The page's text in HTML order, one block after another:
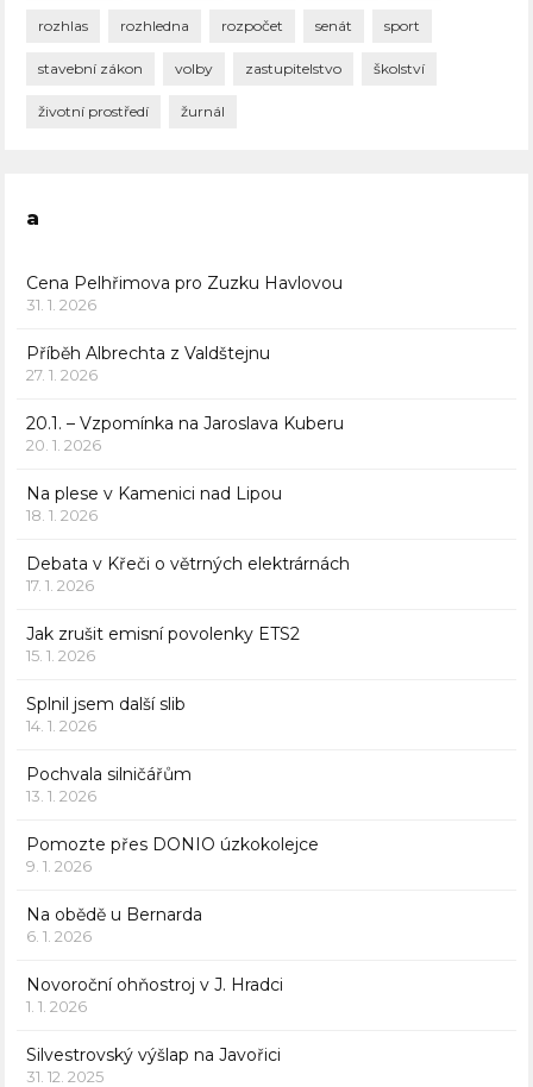
rozhlas rozhledna rozpočet senát sport
stavební zákon volby zastupitelstvo školství
životní prostředí žurnál
a
Cena Pelhřimova pro Zuzku Havlovou
31. 1. 2026
Příběh Albrechta z Valdštejnu
27. 1. 2026
20.1. – Vzpomínka na Jaroslava Kuberu
20. 1. 2026
Na plese v Kamenici nad Lipou
18. 1. 2026
Debata v Křeči o větrných elektrárnách
17. 1. 2026
Jak zrušit emisní povolenky ETS2
15. 1. 2026
Splnil jsem další slib
14. 1. 2026
Pochvala silničářům
13. 1. 2026
Pomozte přes DONIO úzkokolejce
9. 1. 2026
Na obědě u Bernarda
6. 1. 2026
Novoroční ohňostroj v J. Hradci
1. 1. 2026
Silvestrovský výšlap na Javořici
31. 12. 2025